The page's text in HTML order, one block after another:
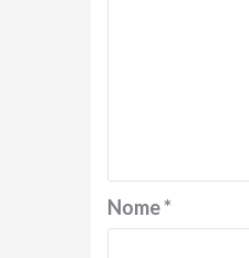
Nome*